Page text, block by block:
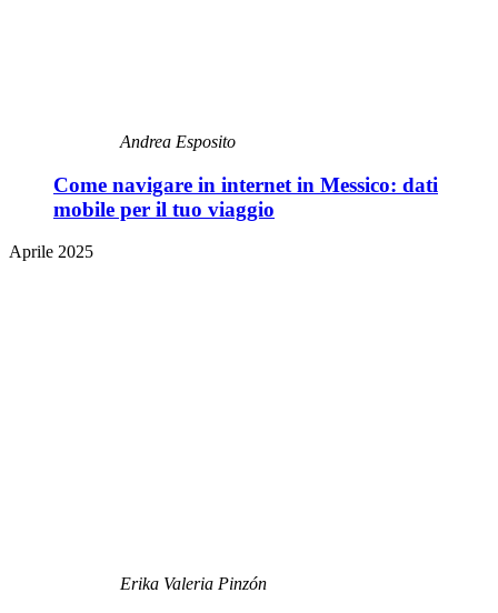
Andrea Esposito
Come navigare in internet in Messico: dati
mobile per il tuo viaggio
Aprile 2025
Erika Valeria Pinzón